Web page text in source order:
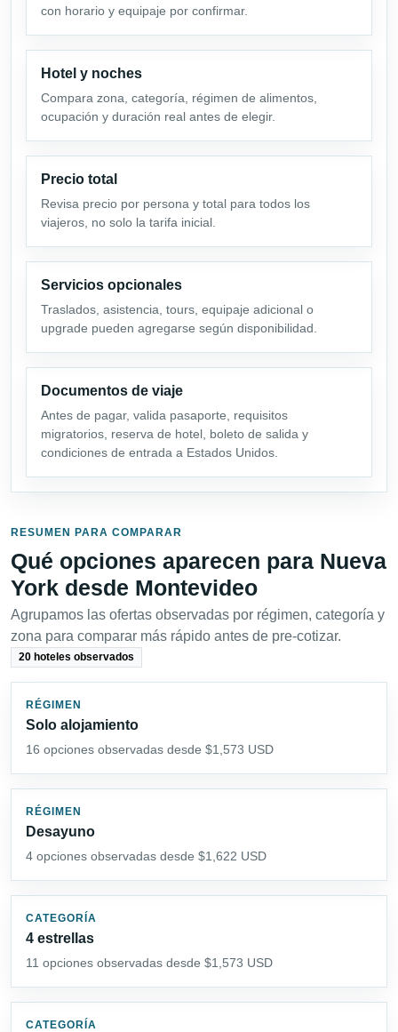
con horario y equipaje por confirmar.
Hotel y noches
Compara zona, categoría, régimen de alimentos,
ocupación y duración real antes de elegir.
Precio total
Revisa precio por persona y total para todos los
viajeros, no solo la tarifa inicial.
Servicios opcionales
Traslados, asistencia, tours, equipaje adicional o
upgrade pueden agregarse según disponibilidad.
Documentos de viaje
Antes de pagar, valida pasaporte, requisitos
migratorios, reserva de hotel, boleto de salida y
condiciones de entrada a Estados Unidos.
RESUMEN PARA COMPARAR
Qué opciones aparecen para Nueva
York desde Montevideo
Agrupamos las ofertas observadas por régimen, categoría y
zona para comparar más rápido antes de pre-cotizar.
20 hoteles observados
RÉGIMEN
Solo alojamiento
16 opciones observadas desde $1,573 USD
RÉGIMEN
Desayuno
4 opciones observadas desde $1,622 USD
CATEGORÍA
4 estrellas
11 opciones observadas desde $1,573 USD
CATEGORÍA